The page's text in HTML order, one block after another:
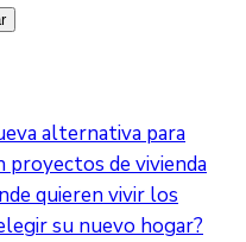
alternativa para
proyectos de vivienda
quieren vivir los
su nuevo hogar?